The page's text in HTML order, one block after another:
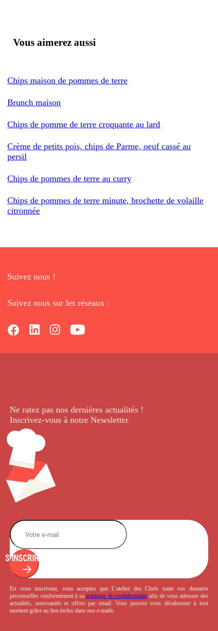
Vous aimerez aussi
Chips maison de pommes de terre
Brunch maison
Chips de pomme de terre croquante au lard
Crème de petits pois, chips de Parme, oeuf cassé au
persil
Chips de pommes de terre au curry
Chips de pommes de terre minute, brochette de volaille
citronnée
Suivez nous !
Suivez nous sur les réseaux :
Ne ratez pas nos dernières actualités !
Inscrivez-vous à notre Newsletter.
S'INSCRIRE
En vous inscrivant, vous acceptez que L’atelier des Chefs traite vos données
personnelles conformément à sa politique de confidentialité afin de vous adresser des
actualités, nouveautés et offres par email. Vous pouvez vous désabonner à tout
moment grâce au lien inclus dans nos e-mails.